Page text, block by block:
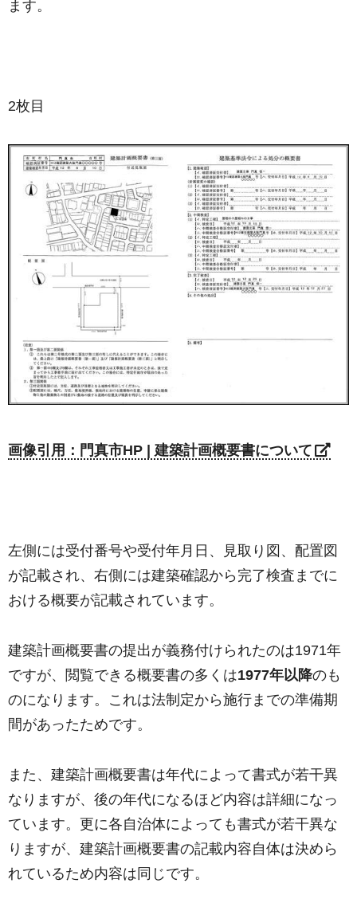
ます。
2枚目
画像引用：門真市HP | 建築計画概要書について
左側には受付番号や受付年月日、見取り図、配置図
が記載され、右側には建築確認から完了検査までに
おける概要が記載されています。
建築計画概要書の提出が義務付けられたのは1971年
ですが、閲覧できる概要書の多くは1977年以降のも
のになります。これは法制定から施行までの準備期
間があったためです。
また、建築計画概要書は年代によって書式が若干異
なりますが、後の年代になるほど内容は詳細になっ
ています。更に各自治体によっても書式が若干異な
りますが、建築計画概要書の記載内容自体は決めら
れているため内容は同じです。